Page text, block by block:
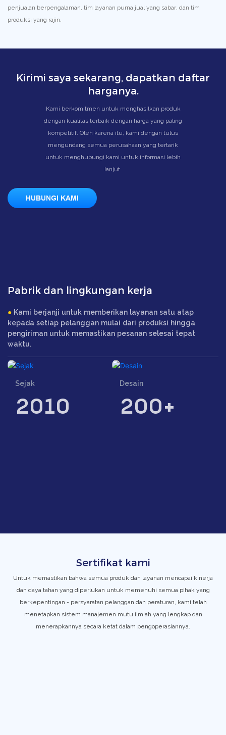
penjualan berpengalaman, tim layanan purna jual yang sabar, dan tim
produksi yang rajin.
Kirimi saya sekarang, dapatkan daftar
harganya.
Kami berkomitmen untuk menghasilkan produk
dengan kualitas terbaik dengan harga yang paling
kompetitif. Oleh karena itu, kami dengan tulus
mengundang semua perusahaan yang tertarik
untuk menghubungi kami untuk informasi lebih
lanjut.
HUBUNGI KAMI
Pabrik dan lingkungan kerja
● Kami berjanji untuk memberikan layanan satu atap
kepada setiap pelanggan mulai dari produksi hingga
pengiriman untuk memastikan pesanan selesai tepat
waktu.
Sejak
2010
Desain
200+
Sertifikat kami
Untuk memastikan bahwa semua produk dan layanan mencapai kinerja
dan daya tahan yang diperlukan untuk memenuhi semua pihak yang
berkepentingan - persyaratan pelanggan dan peraturan, kami telah
menetapkan sistem manajemen mutu ilmiah yang lengkap dan
menerapkannya secara ketat dalam pengoperasiannya.